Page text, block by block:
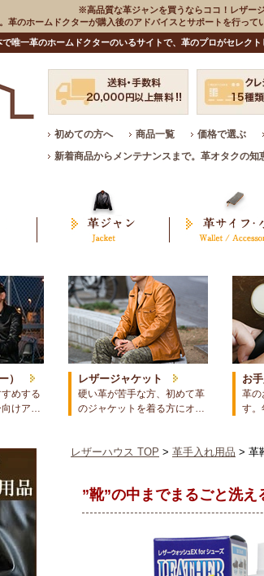
※高品質な革ジャンを買うならココ！レザー
革のホームドクターが購入後のアドバイスとサポートを行っ
で唯一革のホームドクターのいるサイトで、革のプロがセレク
初めての方へ 商品一覧 価格で選ぶ
新着商品からメンテナンスまで。革オタクの知
）
めする
向けア…
レザージャケット
硬い革が苦手な方、初めて革
のジャケットを着る方にオ…
お
革の
す
レザーハウス TOP > 革手入れ用品 > 革
”靴”の中までまるごと洗え